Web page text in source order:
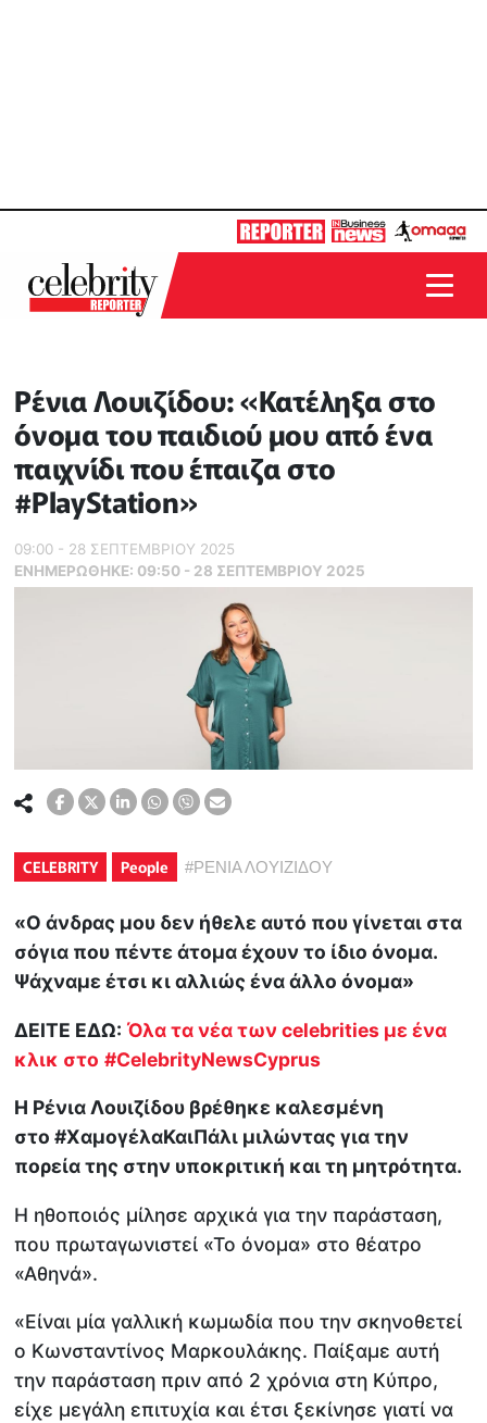
Ρένια Λουιζίδου: «Κατέληξα στο
όνομα του παιδιού μου από ένα
παιχνίδι που έπαιζα στο
#PlayStation»
09:00 - 28 ΣΕΠΤΕΜΒΡΙΟΥ 2025
ΕΝΗΜΕΡΏΘΗΚΕ: 09:50 - 28 ΣΕΠΤΕΜΒΡΙΟΥ 2025
CELEBRITY People #ΡΕΝΙΑ ΛΟΥΙΖΙΔΟΥ
«Ο άνδρας μου δεν ήθελε αυτό που γίνεται στα
σόγια που πέντε άτομα έχουν το ίδιο όνομα.
Ψάχναμε έτσι κι αλλιώς ένα άλλο όνομα»
ΔΕΙΤΕ ΕΔΩ: Όλα τα νέα των celebrities με ένα
κλικ στο #CelebrityNewsCyprus
Η Ρένια Λουιζίδου βρέθηκε καλεσμένη
στο #ΧαμογέλαΚαιΠάλι μιλώντας για την
πορεία της στην υποκριτική και τη μητρότητα.
Η ηθοποιός μίλησε αρχικά για την παράσταση,
που πρωταγωνιστεί «Το όνομα» στο θέατρο
«Αθηνά».
«Είναι μία γαλλική κωμωδία που την σκηνοθετεί
ο Κωνσταντίνος Μαρκουλάκης. Παίξαμε αυτή
την παράσταση πριν από 2 χρόνια στη Κύπρο,
είχε μεγάλη επιτυχία και έτσι ξεκίνησε γιατί να